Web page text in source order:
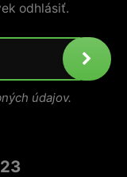
odhlásiť.
údajov.